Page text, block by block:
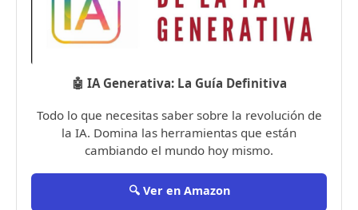
🤖 IA Generativa: La Guía Definitiva
Todo lo que necesitas saber sobre la revolución de
la IA. Domina las herramientas que están
cambiando el mundo hoy mismo.
🔍 Ver en Amazon